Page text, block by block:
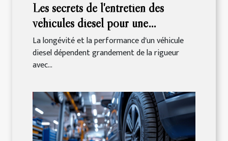
Les secrets de l'entretien des
véhicules diesel pour une
performance optimale
La longévité et la performance d'un véhicule
diesel dépendent grandement de la rigueur
avec...